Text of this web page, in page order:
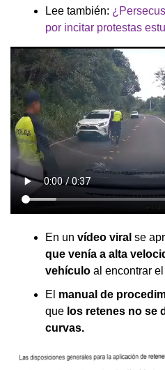
Lee también:
por incitar protestas
En un vídeo viral se
que venía a alta
vehículo al encontrar el
El manual de
que los retenes no se
curvas.